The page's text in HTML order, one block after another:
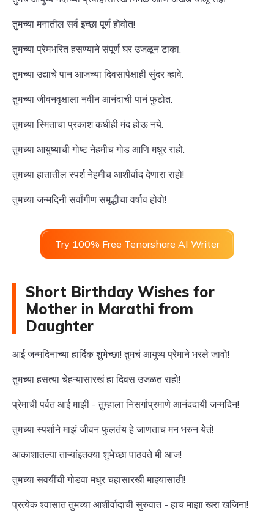
तुमच्या मनातील सर्व इच्छा पूर्ण होवोत!
तुमच्या प्रेमभरित हसण्याने संपूर्ण घर उजळून टाका.
तुमच्या उद्याचे पान आजच्या दिवसापेक्षाही सुंदर व्हावे.
तुमच्या जीवनवृक्षाला नवीन आनंदाची पानं फुटोत.
तुमच्या स्मिताचा प्रकाश कधीही मंद होऊ नये.
तुमच्या आयुष्याची गोष्ट नेहमीच गोड आणि मधुर राहो.
तुमच्या हातातील स्पर्श नेहमीच आशीर्वाद देणारा राहो!
तुमच्या जन्मदिनी सर्वांगीण समृद्धीचा वर्षाव होवो!
Try 100% Free Tenorshare AI Writer
Short Birthday Wishes for
Mother in Marathi from
Daughter
आई जन्मदिनाच्या हार्दिक शुभेच्छा! तुमचं आयुष्य प्रेमाने भरले जावो!
तुमच्या हसत्या चेहऱ्यासारखं हा दिवस उजळत राहो!
प्रेमाची पर्वत आई माझी - तुम्हाला निसर्गाप्रमाणे आनंददायी जन्मदिन!
तुमच्या स्पर्शाने माझं जीवन फुलतंय हे जाणताच मन भरुन येतं!
आकाशातल्या ताऱ्यांइतक्या शुभेच्छा पाठवते मी आज!
तुमच्या सवयींची गोडवा मधुर चहासारखी माझ्यासाठी!
प्रत्येक श्वासात तुमच्या आशीर्वादाची सुरुवात - हाच माझा खरा खजिना!